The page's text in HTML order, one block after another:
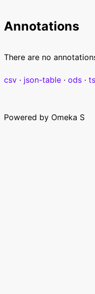
Annotations
There are no
csv json-table ods
Powered by Omeka S